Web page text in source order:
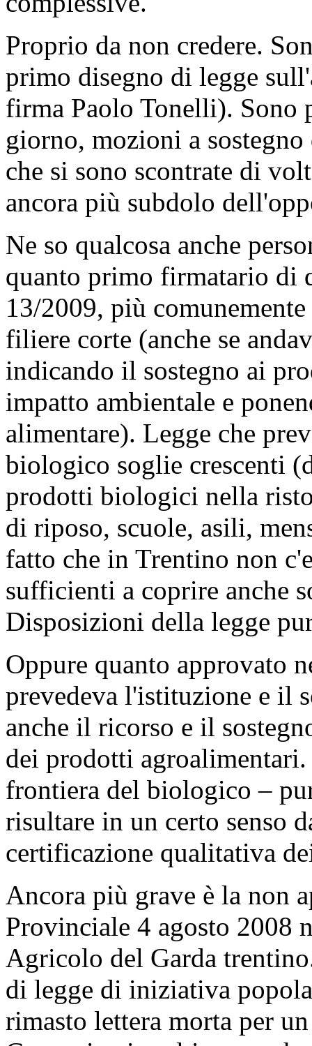
Proprio da non credere.
primo disegno di legge
firma Paolo Tonelli). Sono
giorno, mozioni a
che si sono scontrate di
ancora più subdolo
Ne so qualcosa anche
quanto primo firmatario di
13/2009, più
filiere corte (anche se
indicando il sostegno ai
impatto ambientale e
alimentare). Legge che
biologico soglie crescenti
prodotti biologici nella
di riposo, scuole, asili,
fatto che in Trentino non
sufficienti a coprire anche
Disposizioni della legge
Oppure quanto approvato
prevedeva l'istituzione e il
anche il ricorso e il
dei prodotti agroalimentari.
frontiera del biologico –
risultare in un certo senso
certificazione qualitativa
Ancora più grave è la non
Provinciale 4 agosto 2008
Agricolo del Garda
di legge di iniziativa
rimasto lettera morta per